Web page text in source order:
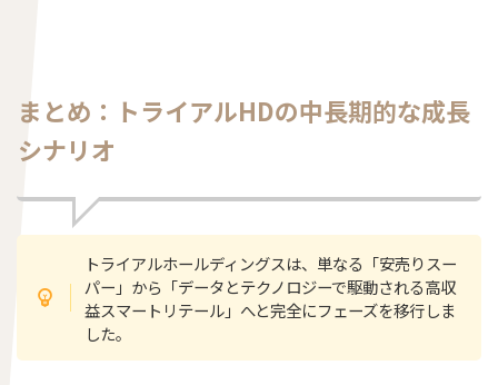
まとめ：トライアルHDの中長期的な成長
シナリオ
トライアルホールディングスは、単なる「安売りスー
パー」から「データとテクノロジーで駆動される高収
益スマートリテール」へと完全にフェーズを移行しま
した。